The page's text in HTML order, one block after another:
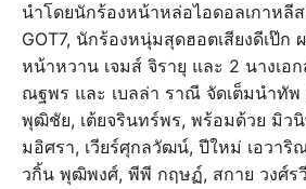
นำโดยนักร้องหน้าหล่อไอดอลเกาหลี
GOT7, นักร้องหนุ่มสุดฮอตเสียงดีเป๊ก
หน้าหวาน เจมส์ จิรายุ และ 2 นางเอ
ณฐพร และ เบลล่า ราณี จัดเต็มนำทั
พุฒิชัย, เต้ยจรินทร์พร, พร้อมด้วย มิวนิ
มอิศรา, เวียร์ศุกลวัฒน์, ปีใหม่ เอวา
วกิ้น พุฒิพงศ์, พีพี กฤษฏ์, สกาย วงศ์รวี